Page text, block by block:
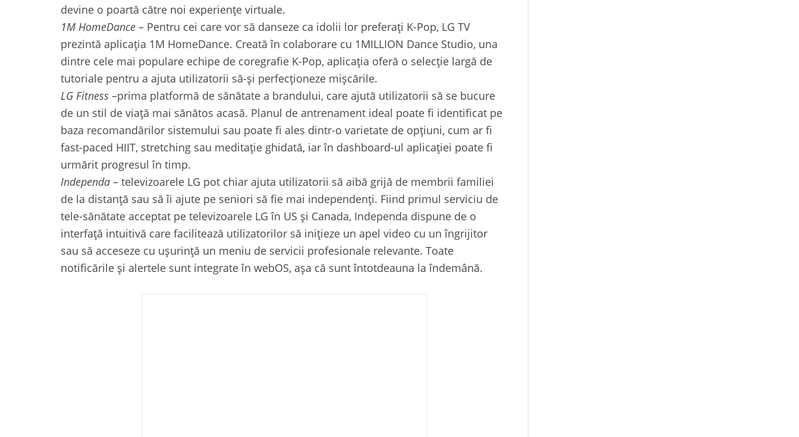
devine o poartă către noi experiențe virtuale.
1M HomeDance – Pentru cei care vor să danseze ca idolii lor preferați K-Pop, LG TV
prezintă aplicația 1M HomeDance. Creată în colaborare cu 1MILLION Dance Studio, una
dintre cele mai populare echipe de coregrafie K-Pop, aplicația oferă o selecție largă de
tutoriale pentru a ajuta utilizatorii să-și perfecționeze mișcările.
LG Fitness –prima platformă de sănătate a brandului, care ajută utilizatorii să se bucure
de un stil de viață mai sănătos acasă. Planul de antrenament ideal poate fi identificat pe
baza recomandărilor sistemului sau poate fi ales dintr-o varietate de opțiuni, cum ar fi
fast-paced HIIT, stretching sau meditație ghidată, iar în dashboard-ul aplicației poate fi
urmărit progresul în timp.
Independa – televizoarele LG pot chiar ajuta utilizatorii să aibă grijă de membrii familiei
de la distanță sau să îi ajute pe seniori să fie mai independenți. Fiind primul serviciu de
tele-sănătate acceptat pe televizoarele LG în US și Canada, Independa dispune de o
interfață intuitivă care facilitează utilizatorilor să inițieze un apel video cu un îngrijitor
sau să acceseze cu ușurință un meniu de servicii profesionale relevante. Toate
notificările și alertele sunt integrate în webOS, așa că sunt întotdeauna la îndemână.